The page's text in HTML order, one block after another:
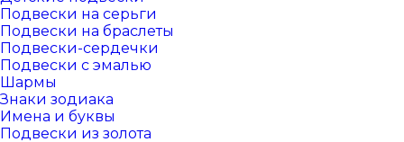
Подвески на серьги
Подвески на браслеты
Подвески-сердечки
Подвески с эмалью
Шармы
Знаки зодиака
Имена и буквы
Подвески из золота